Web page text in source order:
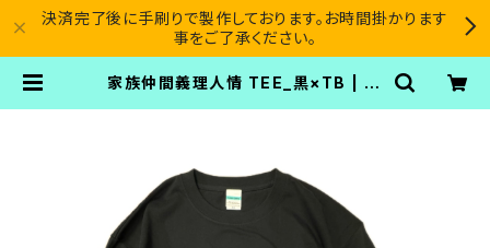
決済完了後に手刷りで製作しております。お時間掛かります
事をご了承ください。
家族仲間義理人情 TEE_黒×TB | SI